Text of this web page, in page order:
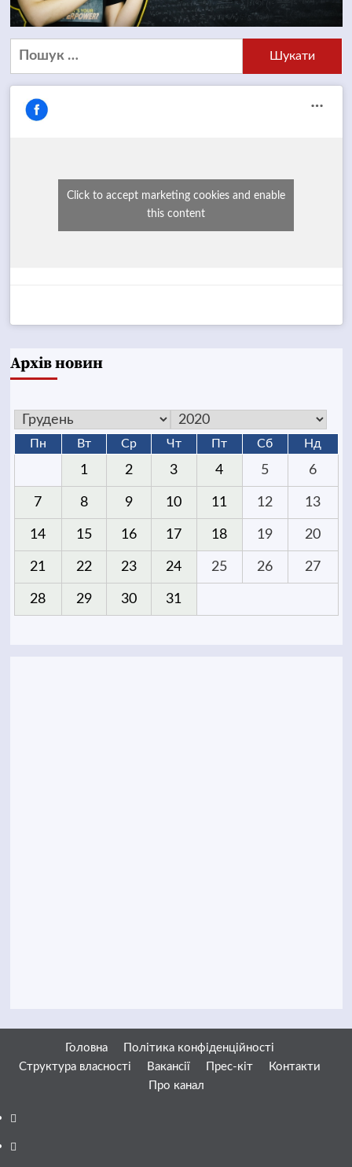
Пошук:
Click to accept marketing cookies and enable
this content
Архів новин
Пн Вт Ср Чт Пт Сб Нд
1 2 3 4 5 6
7 8 9 10 11 12 13
14 15 16 17 18 19 20
21 22 23 24 25 26 27
28 29 30 31
Головна
Політика конфіденційності
Структура власності
Вакансії Прес-кіт
Контакти
Про канал
Facebook
YouTube